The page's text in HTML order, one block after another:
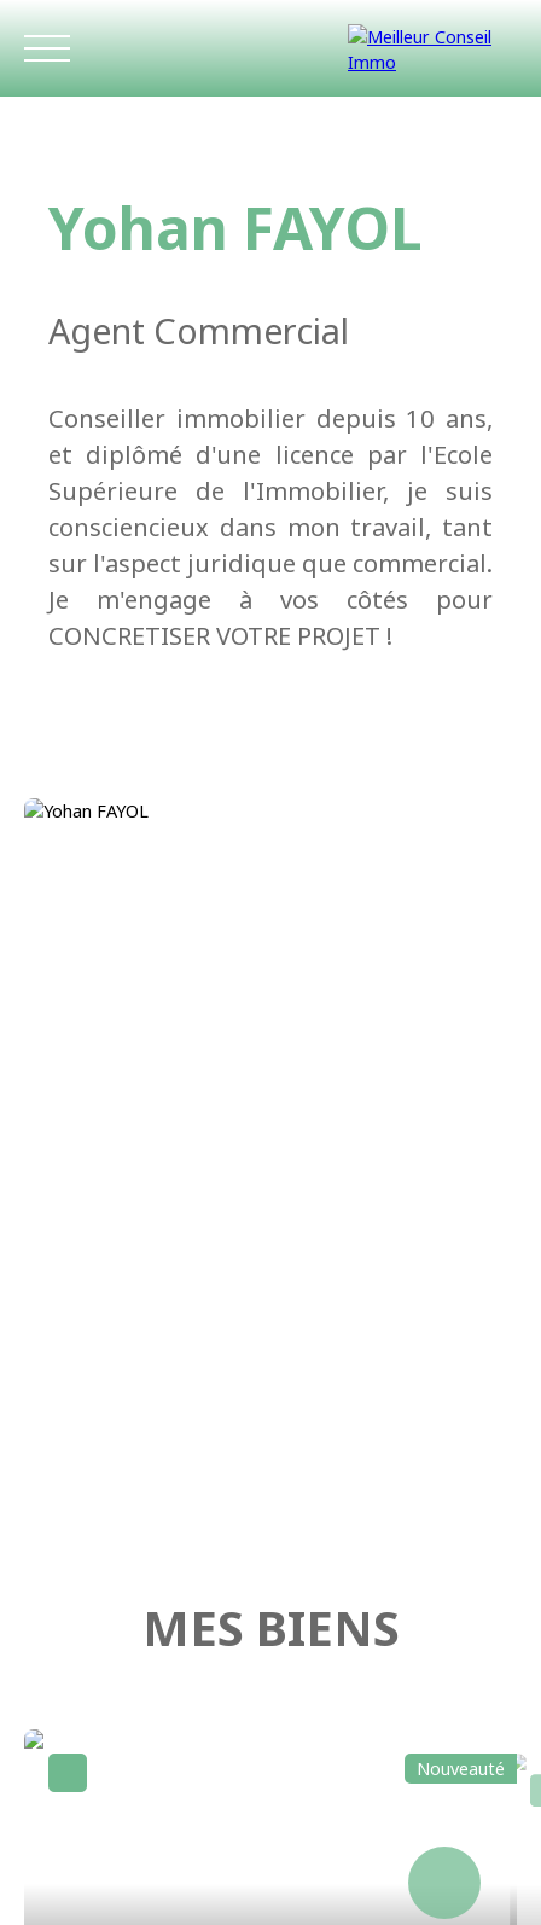
ACCUEIL ACHETER LOUER
Yohan FAYOL
Agent Commercial
Conseiller immobilier depuis 10 ans,
et diplômé d'une licence par l'Ecole
Supérieure de l'Immobilier, je suis
consciencieux dans mon travail, tant
sur l'aspect juridique que commercial.
Je m'engage à vos côtés pour
CONCRETISER VOTRE PROJET !
MES BIENS
Nouveauté